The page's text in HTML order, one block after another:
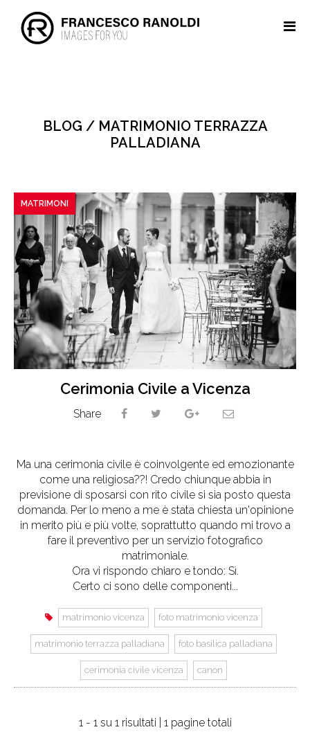
BLOG / MATRIMONIO TERRAZZA
PALLADIANA
MATRIMONI
Cerimonia Civile a Vicenza
Share
Ma una cerimonia civile è coinvolgente ed emozionante
come una religiosa??! Credo chiunque abbia in
previsione di sposarsi con rito civile si sia posto questa
domanda. Per lo meno a me è stata chiesta un'opinione
in merito più e più volte, soprattutto quando mi trovo a
fare il preventivo per un servizio fotografico
matrimoniale.
Ora vi rispondo chiaro e tondo: Sì.
Certo ci sono delle componenti...
matrimonio vicenza foto matrimonio vicenza
matrimonio terrazza palladiana foto basilica palladiana
cerimonia civile vicenza canon
1 - 1 su 1 risultati | 1 pagine totali